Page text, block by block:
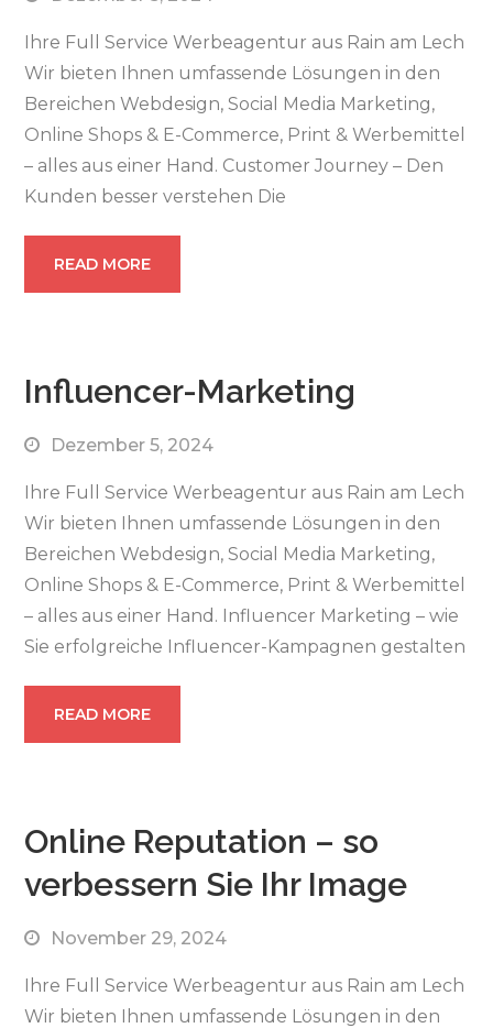
Ihre Full Service Werbeagentur aus Rain am Lech
Wir bieten Ihnen umfassende Lösungen in den
Bereichen Webdesign, Social Media Marketing,
Online Shops & E-Commerce, Print & Werbemittel
– alles aus einer Hand. Customer Journey – Den
Kunden besser verstehen Die
READ MORE
Influencer-Marketing
Dezember 5, 2024
Ihre Full Service Werbeagentur aus Rain am Lech
Wir bieten Ihnen umfassende Lösungen in den
Bereichen Webdesign, Social Media Marketing,
Online Shops & E-Commerce, Print & Werbemittel
– alles aus einer Hand. Influencer Marketing – wie
Sie erfolgreiche Influencer-Kampagnen gestalten
READ MORE
Online Reputation – so
verbessern Sie Ihr Image
November 29, 2024
Ihre Full Service Werbeagentur aus Rain am Lech
Wir bieten Ihnen umfassende Lösungen in den